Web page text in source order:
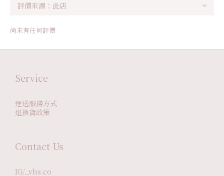
尚未有任何評價
Service
運送服務方式
退換貨政策
Contact Us
IG/_vhs.co